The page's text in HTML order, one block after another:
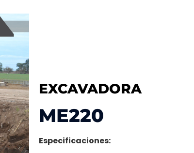
EXCAVADORA
ME220
Especificaciones: